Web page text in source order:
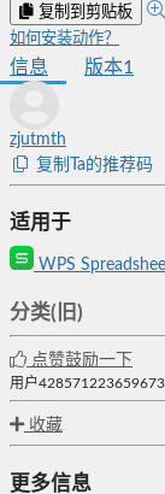
复制到剪贴板
如何安装动作？
信息 版本1
zjutmth
复制Ta的推荐码
适用于
WPS
分类(旧)
点赞鼓励一下
用户428571223659673
收藏
更多信息